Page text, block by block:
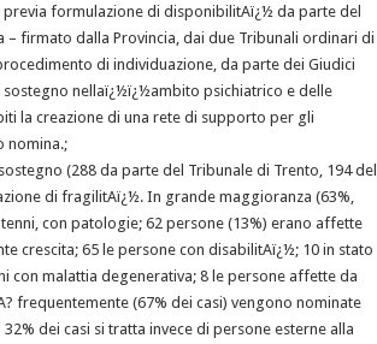
formulazione di disponibilitAï¿½ da parte del
firmato dalla Provincia, dai due Tribunali ordinari di
di individuazione, da parte dei Giudici
nellaï¿½ï¿½ambito psichiatrico e delle
la creazione di una rete di supporto per gli
nomina.;
(288 da parte del Tribunale di Trento, 194 del
di fragilitAï¿½. In grande maggioranza (63%,
con patologie; 62 persone (13%) erano affette
crescita; 65 le persone con disabilitAï¿½; 10 in stato
con malattia degenerativa; 8 le persone affette da
frequentemente (67% dei casi) vengono nominate
dei casi si tratta invece di persone esterne alla